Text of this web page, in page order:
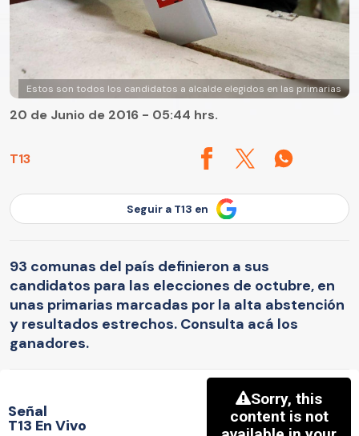
Estos son todos los candidatos a alcalde elegidos en las primarias
T13
20 de Junio de 2016 - 05:44 hrs.
Seguir a T13 en
93 comunas del país definieron a sus
candidatos para las elecciones de octubre, en
unas primarias marcadas por la alta abstención
y resultados estrechos. Consulta acá los
ganadores.
Señal
T13 En Vivo